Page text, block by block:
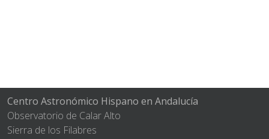
Centro Astronómico Hispano en Andalucía
Observatorio de Calar Alto
Sierra de los Filabres